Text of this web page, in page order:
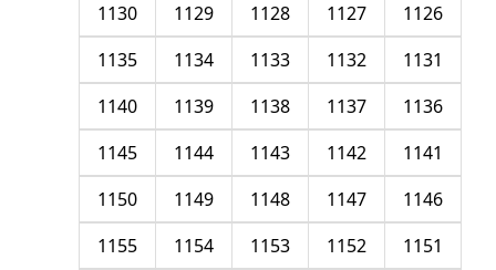
1126
1127
1128
1129
1130
1131
1132
1133
1134
1135
1136
1137
1138
1139
1140
1141
1142
1143
1144
1145
1146
1147
1148
1149
1150
1151
1152
1153
1154
1155